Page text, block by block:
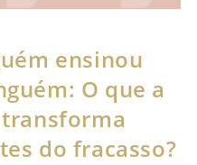
ensinou
O que a
do fracasso?